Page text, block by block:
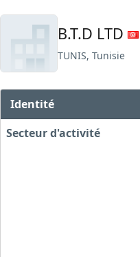
B.T.D LTD
TUNIS, Tunisie
Identité
Secteur d'activité